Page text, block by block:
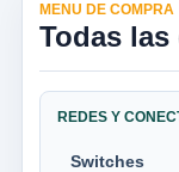
MENU DE COMPRA
Todas
REDES Y
Switches